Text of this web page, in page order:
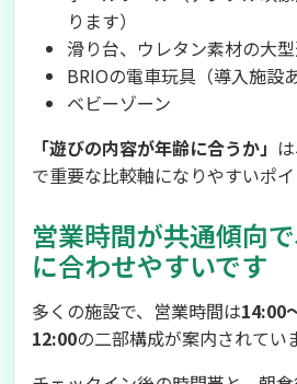
ります）
滑り台、ウレタン素材の大
BRIOの電車玩具（導入施設あ
ベビーゾーン
「遊びの内容が年齢に合うか」
で重要な比較軸になりやすいポイ
営業時間が共通傾向
に合わせやすいです
多くの施設で、営業時間は14:00
12:00の二部構成が案内されてい